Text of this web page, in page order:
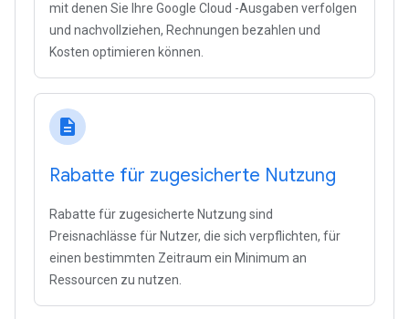
mit denen Sie Ihre Google Cloud -Ausgaben verfolgen
und nachvollziehen, Rechnungen bezahlen und
Kosten optimieren können.
description
Rabatte für zugesicherte Nutzung
Rabatte für zugesicherte Nutzung sind
Preisnachlässe für Nutzer, die sich verpflichten, für
einen bestimmten Zeitraum ein Minimum an
Ressourcen zu nutzen.